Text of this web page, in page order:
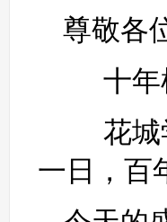
尊敬各
十年
花城
一日，百